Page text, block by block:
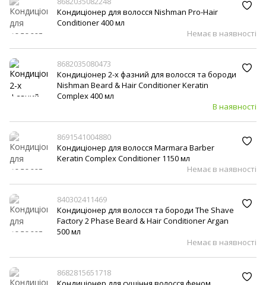
Кондиціонер для волосся Nishman Pro-Hair
Conditioner 400 мл
Немає в наявності
8682035080473
Кондиціонер 2-х фазний для волосся та бороди
Nishman Beard & Hair Conditioner Keratin
Complex 400 мл
В наявності
8691541004880
Кондиціонер для волосся Marmara Barber
Keratin Complex Conditioner 1150 мл
Немає в наявності
840302411469
Кондиціонер для волосся та бороди The Shave
Factory 2 Phase Beard & Hair Conditioner Argan
500 мл
Немає в наявності
8682815651718